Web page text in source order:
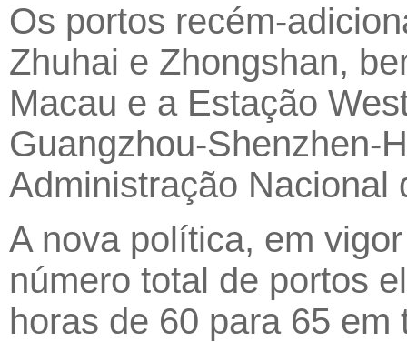
Os portos recém-
Zhuhai e Zhongshan,
Macau e a Estação
Guangzhou-Shenzhen-
Administração Nacional
A nova política, em
número total de portos
horas de 60 para 65 em